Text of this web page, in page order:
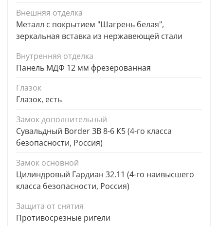
Внешняя отделка
Металл с покрытием "Шагрень белая",
зеркальная вставка из нержавеющей стали
Внутренняя отделка
Панель МДФ 12 мм фрезерованная
Глазок
Глазок, есть
Замок дополнительный
Сувальдный Border ЗВ 8-6 К5 (4-го класса
безопасности, Россия)
Замок основной
Цилиндровый Гардиан 32.11 (4-го наивысшего
класса безопасности, Россия)
Защита от снятия
Противосрезные ригели